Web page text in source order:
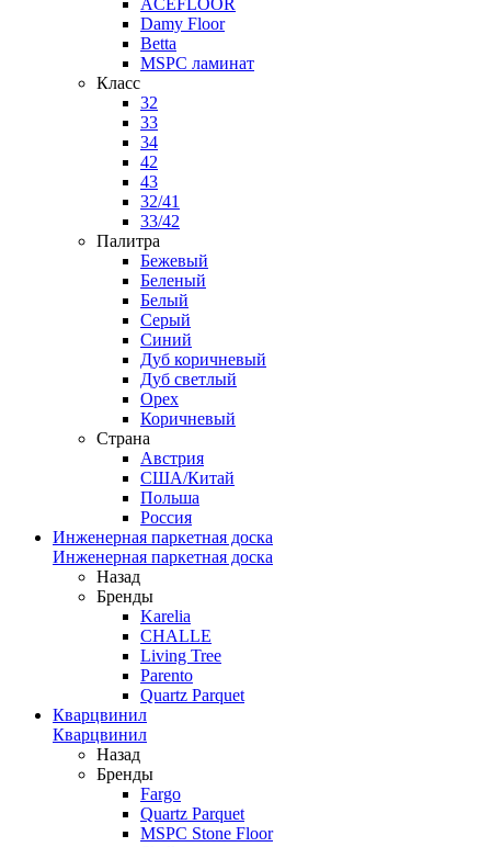
ACEFLOOR
Damy Floor
Betta
MSPC ламинат
Класс
32
33
34
42
43
32/41
33/42
Палитра
Бежевый
Беленый
Белый
Серый
Синий
Дуб коричневый
Дуб светлый
Орех
Коричневый
Страна
Австрия
США/Китай
Польша
Россия
Инженерная паркетная доска
Инженерная паркетная доска
Назад
Бренды
Karelia
CHALLE
Living Tree
Parento
Quartz Parquet
Кварцвинил
Кварцвинил
Назад
Бренды
Fargo
Quartz Parquet
MSPC Stone Floor